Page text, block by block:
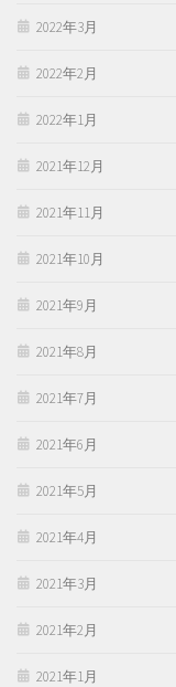
2022年3月
2022年2月
2022年1月
2021年12月
2021年11月
2021年10月
2021年9月
2021年8月
2021年7月
2021年6月
2021年5月
2021年4月
2021年3月
2021年2月
2021年1月